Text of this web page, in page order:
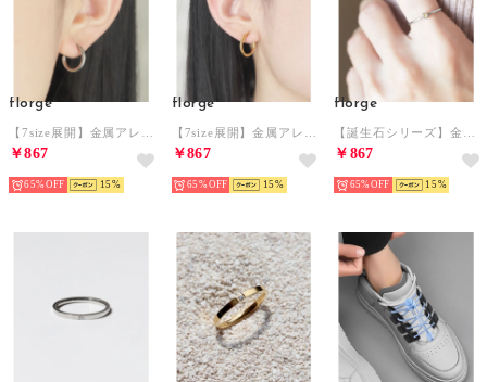
florge
￥867
65% 15
florge
￥867
65% 15
florge
￥867
65% 15